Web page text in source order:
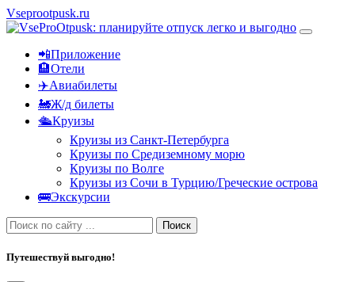
Vseprootpusk.ru
📲Приложение
🏨Отели
✈️Авиабилеты
🚂Ж/д билеты
🛳Круизы
Круизы из Санкт-Петербурга
Круизы по Средиземному морю
Круизы по Волге
Круизы из Сочи в Турцию/Греческие острова
🚌Экскурсии
Поиск
Путешествуй выгодно!